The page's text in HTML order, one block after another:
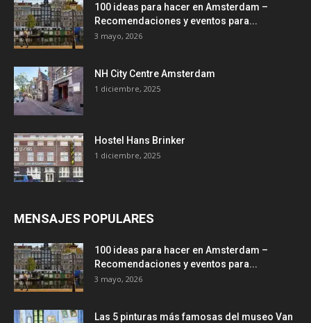
100 ideas para hacer en Amsterdam –
Recomendaciones y eventos para...
3 mayo, 2026
NH City Centre Amsterdam
1 diciembre, 2025
Hostel Hans Brinker
1 diciembre, 2025
MENSAJES POPULARES
100 ideas para hacer en Amsterdam –
Recomendaciones y eventos para...
3 mayo, 2026
Las 5 pinturas más famosas del museo Van